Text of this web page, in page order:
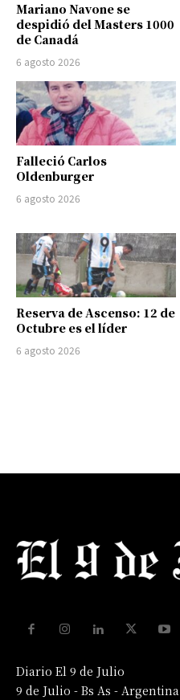
Mariano Navone se
despidió del Masters 1000
de Canadá
6 agosto 2026
Falleció Carlos
Oldenburger
6 agosto 2026
Reserva de Ascenso: 12 de
Octubre es el líder
6 agosto 2026
Diario El 9 de Julio
9 de Julio - Bs As - Argentina